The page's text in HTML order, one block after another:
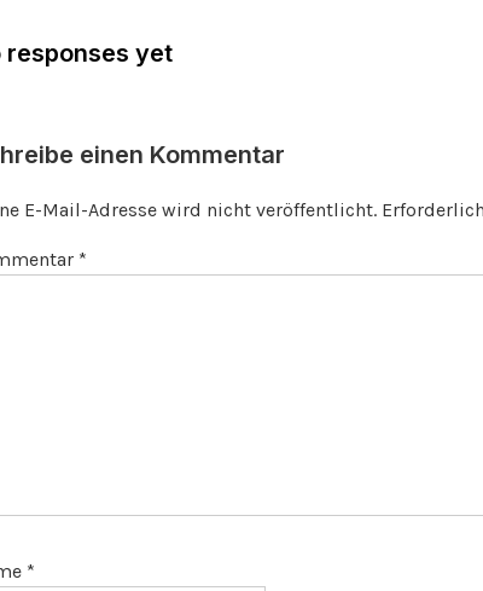
responses yet
einen Kommentar
E-Mail-Adresse wird nicht veröffentlicht.
*
*